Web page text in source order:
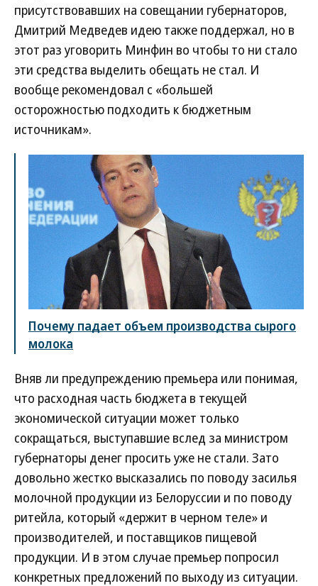
присутствовавших на совещании губернаторов,
Дмитрий Медведев идею также поддержал, но в
этот раз уговорить Минфин во чтобы то ни стало
эти средства выделить обещать не стал. И
вообще рекомендовал с «большей
осторожностью подходить к бюджетным
источникам».
Почему падает объем производства сырого
молока
Вняв ли предупреждению премьера или понимая,
что расходная часть бюджета в текущей
экономической ситуации может только
сокращаться, выступавшие вслед за министром
губернаторы денег просить уже не стали. Зато
довольно жестко высказались по поводу засилья
молочной продукции из Белоруссии и по поводу
ритейла, который «держит в черном теле» и
производителей, и поставщиков пищевой
продукции. И в этом случае премьер попросил
конкретных предложений по выходу из ситуации.